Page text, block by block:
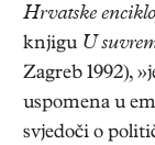
Hrvatske
knjigu U
Zagreb 1992),
uspomena u
svjedoči o